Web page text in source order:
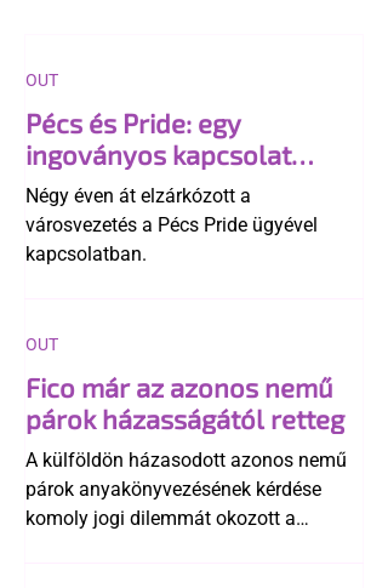
Pécs és Pride: egy
ingoványos kapcsolat
története
Négy éven át elzárkózott a
városvezetés a Pécs Pride ügyével
kapcsolatban.
OUT
Fico már az azonos nemű
párok házasságától retteg
A külföldön házasodott azonos nemű
párok anyakönyvezésének kérdése
komoly jogi dilemmát okozott a
OUT